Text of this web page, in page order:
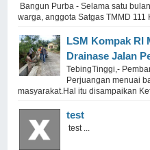
Bangun Purba - Selama satu
warga, anggota Satgas TMMD 111
LSM Kompak RI
Drainase Jalan
TebingTinggi,-
Perjuangan menuai
masyarakat.Hal itu disampaikan Ket
test
test ...